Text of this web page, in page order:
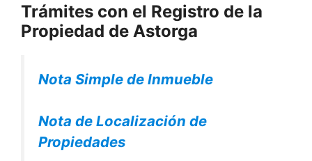
Trámites con el Registro de la
Propiedad de Astorga
Nota Simple de Inmueble
Nota de Localización de
Propiedades